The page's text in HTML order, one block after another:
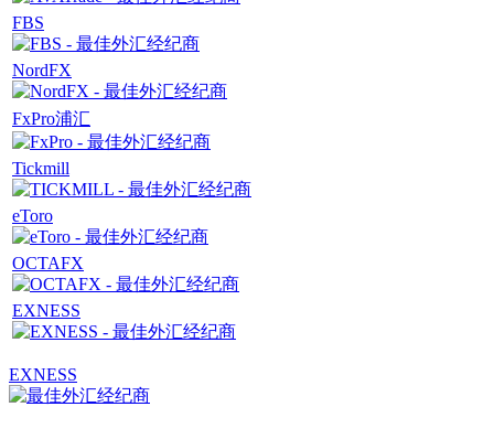
FBS
NordFX
FxPro浦汇
Tickmill
eToro
OCTAFX
EXNESS
EXNESS